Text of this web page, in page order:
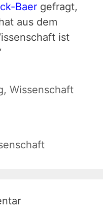
Baer gefragt,
aus dem
ist
, Wissenschaft